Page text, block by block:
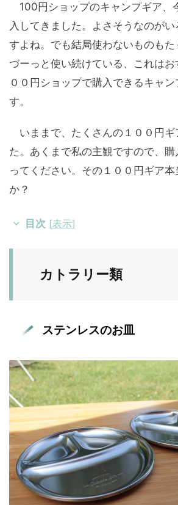
100円ショップのキャンプギア、
入してきました。よさそうなのが
すよね。でも結局使わないものもた
づーっと使い続けている、これはお
００円ショップで購入できるキャン
す。
いままで、たくさんの１００円ギ
た。あくまで私の主観ですので、購
ってください。その１００円ギア
か？
目次 [表示]
カトラリー類
ステンレスのお皿